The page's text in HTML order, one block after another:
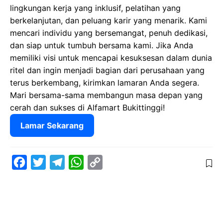
lingkungan kerja yang inklusif, pelatihan yang
berkelanjutan, dan peluang karir yang menarik. Kami
mencari individu yang bersemangat, penuh dedikasi,
dan siap untuk tumbuh bersama kami. Jika Anda
memiliki visi untuk mencapai kesuksesan dalam dunia
ritel dan ingin menjadi bagian dari perusahaan yang
terus berkembang, kirimkan lamaran Anda segera.
Mari bersama-sama membangun masa depan yang
cerah dan sukses di Alfamart Bukittinggi!
Lamar Sekarang
W